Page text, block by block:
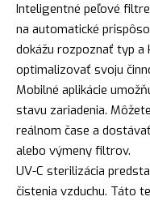
Inteligentné peľové
na automatické
dokážu rozpoznať typ a
optimalizovať svoju
Mobilné aplikácie
stavu zariadenia.
reálnom čase a
alebo výmeny filtrov.
UV-C sterilizácia
čistenia vzduchu. Táto